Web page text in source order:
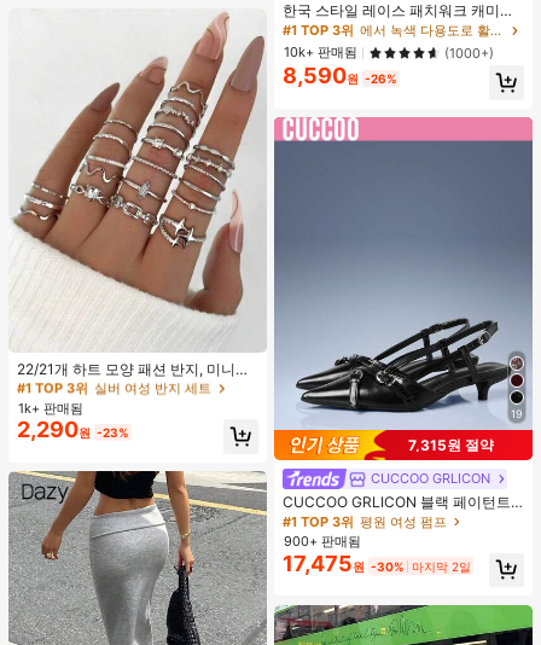
22/21개 하트 모양 패션 반지, 미니멀
리스트 크리스탈 임베디드 보헤미안
기하학 반지 세트, 발렌타인데이, 어머
니날 선물
#1 TOP 3위
실버 여성 반지 세트
거의 매진!
#1 TOP 3위 실버 여성 반지 세트
거의 매진!
#1 TOP 3위 실버 여성 반지 세트
거의 매진!
#1 TOP 3위 실버 여성 반지 세트
1k+ 판매됨
2,290원 -23%
한국 스타일 레이스 패치워크 캐미솔
탱크 탑, Y2K 에스테틱, 스트리트웨어
캐주얼 여름
#1 TOP 3위
에서 녹색 다용도로 활용 가능한 데일리 탑
10k+ 판매됨
(1000+)
8,590원 -26%
19
7,315원 절약
CUCCOO GRLICON
CUCCOO GRLICON 블랙 페이턴트
가죽 뾰족한 토 메탈 크리스크로스 스
트랩 더블 버클 장식 키튼 힐 뮬 슈즈,
쿨 걸즈를 위한 오토바이 스타일, 봄/
여름, 휴가, 여행, 2000년대 스타일에
#1 TOP 3위 평원 여성 펌프
900+ 판매됨
17,475원 -30% 마지막 2일